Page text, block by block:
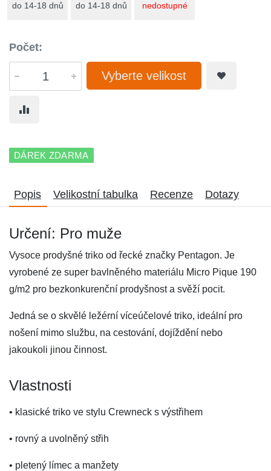
do 14-18 dnů do 14-18 dnů nedostupné
Počet:
Vyberte velikost
DÁREK ZDARMA
Popis Velikostní tabulka Recenze Dotazy
Určení: Pro muže
Vysoce prodyšné triko od řecké značky Pentagon. Je
vyrobené ze super bavlněného materiálu Micro Pique 190
g/m2 pro bezkonkurenční prodyšnost a svěží pocit.
Jedná se o skvělé ležérní víceúčelové triko, ideální pro
nošení mimo službu, na cestování, dojíždění nebo
jakoukoli jinou činnost.
Vlastnosti
• klasické triko ve stylu Crewneck s výstřihem
• rovný a uvolněný střih
• pletený límec a manžety